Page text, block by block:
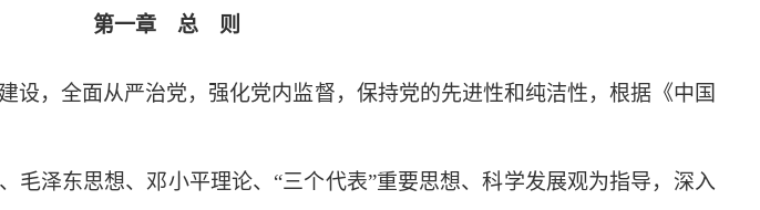
第一章 总 则
全面从严治党，强化党内监督，保持党的先进性和纯洁性，根据《中国
泽东思想、邓小平理论、 “三个代表”重要思想、科学发展观为指导，深入